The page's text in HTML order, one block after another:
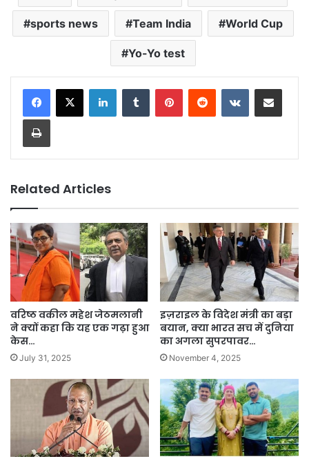
sports news Team India World Cup
Yo-Yo test
LinkedInTumblr PinterestReddit VKontakteShare via Email
Print
Related Articles
वरिष्ठ वकील महेश जेठमलानी
ने क्यों कहा कि यह एक गढ़ा हुआ
केस…
July 31, 2025
इज़राइल के विदेश मंत्री का बड़ा
बयान, क्या भारत सच में दुनिया
का अगला सुपरपावर…
November 4, 2025